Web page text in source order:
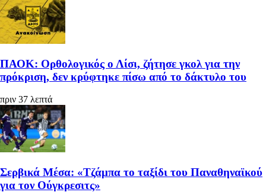
ΠΑΟΚ: Ορθολογικός ο Λίσι, ζήτησε γκολ για την
πρόκριση, δεν κρύφτηκε πίσω από το δάκτυλο του
πριν 37 λεπτά
Σερβικά Μέσα: «Τζάμπα το ταξίδι του Παναθηναϊκού
για τον Ούγκρεσιτς»